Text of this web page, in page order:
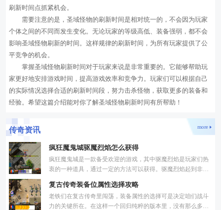
刷新时间点抓紧机会。
需要注意的是，圣域怪物的刷新时间是相对统一的，不会因为玩家
个体之间的不同而发生变化。无论玩家的等级高低、装备强弱，都不会
影响圣域怪物刷新的时间。这样规律的刷新时间，为所有玩家提供了公
平竞争的机会。
掌握圣域怪物刷新时间对于玩家来说是非常重要的。它能够帮助玩
家更好地安排游戏时间，提高游戏效率和竞争力。玩家们可以根据自己
的实际情况选择合适的刷新时间段，努力击杀怪物，获取更多的装备和
经验。希望这篇介绍能对你了解圣域怪物刷新时间有所帮助！
传奇资讯 more
疯狂魔鬼城驱魔烈焰怎么获得
疯狂魔鬼城是一款备受欢迎的游戏，其中驱魔烈焰是玩家们热
衷的一种道具，通过一定的方法可以获得。驱魔烈焰起到非常
复古传奇装备位属性选择攻略
老铁们在复古传奇里闯荡，装备属性的选择可是决定咱们战斗
力的关键所在。在这样一个回归纯粹的版本里，没有那么多花